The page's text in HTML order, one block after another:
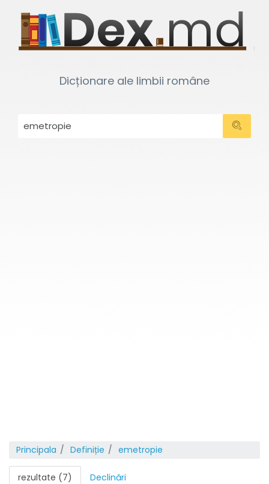
Dicționare ale limbii române
Principala Definiție emetropie
rezultate (7) Declinări